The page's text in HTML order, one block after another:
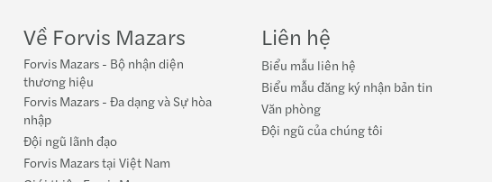
Về Forvis Mazars
Forvis Mazars - Bộ nhận diện
thương hiệu
Forvis Mazars - Đa dạng và Sự hòa
nhập
Đội ngũ lãnh đạo
Forvis Mazars tại Việt Nam
Liên hệ
Biểu mẫu liên hệ
Biểu mẫu đăng ký nhận bản tin
Văn phòng
Đội ngũ của chúng tôi